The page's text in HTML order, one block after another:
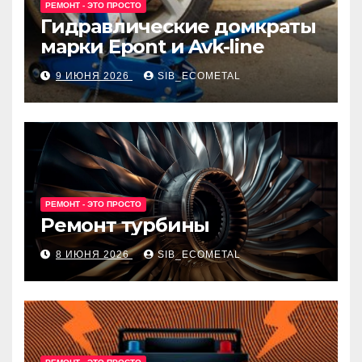
РЕМОНТ - ЭТО ПРОСТО
Гидравлические домкраты
марки Epont и Avk-line
9 ИЮНЯ 2026 SIB_ECOMETAL
РЕМОНТ - ЭТО ПРОСТО
Ремонт турбины
8 ИЮНЯ 2026 SIB_ECOMETAL